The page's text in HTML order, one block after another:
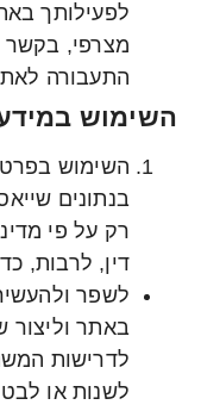
לפעילותך
מצרפי, בקשר
התעבורה
השימוש
השימוש
בנתונים
רק על פי
דין, לרבות,
לשפר
באתר וליצור
לדרישות
לשנות או